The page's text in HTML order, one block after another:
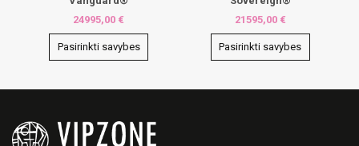
24995,00 €
Pasirinkti savybes
variants.
The
21595,00 €
Pasirinkti savybes